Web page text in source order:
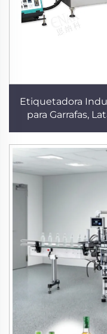
Etiquetadora
para Garrafas,